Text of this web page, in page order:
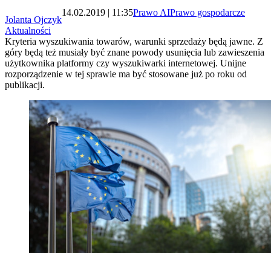
Jolanta Ojczyk
14.02.2019 | 11:35Prawo AIPrawo gospodarcze
Aktualności
Kryteria wyszukiwania towarów, warunki sprzedaży będą jawne. Z
góry będą też musiały być znane powody usunięcia lub zawieszenia
użytkownika platformy czy wyszukiwarki internetowej. Unijne
rozporządzenie w tej sprawie ma być stosowane już po roku od
publikacji.